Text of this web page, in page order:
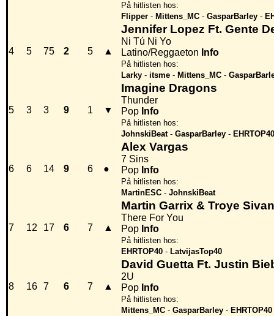
På hitlisten hos:
Flipper - Mittens_MC - GasparBarley -
4 5 75 2 5 ▲
Jennifer Lopez Ft. Gente
Ni Tú Ni Yo
Latino/Reggaeton Info
På hitlisten hos:
Larky - itsme - Mittens_MC -
5 3 3 9 1 ▼
Imagine Dragons
Thunder
Pop Info
På hitlisten hos:
JohnskiBeat- GasparBarley - EHRTOP40
6 6 14 9 6 ●
Alex Vargas
7 Sins
Pop Info
På hitlisten hos:
MartinESC - JohnskiBeat
7 12 17 6 7 ▲
Martin Garrix & Troye Sivan
There For You
Pop Info
På hitlisten hos:
EHRTOP40 - LatvijasTop40
8 16 7 6 7 ▲
David Guetta Ft. Justin
2U
Pop Info
På hitlisten hos:
Mittens_MC - GasparBarley - EHRTOP40